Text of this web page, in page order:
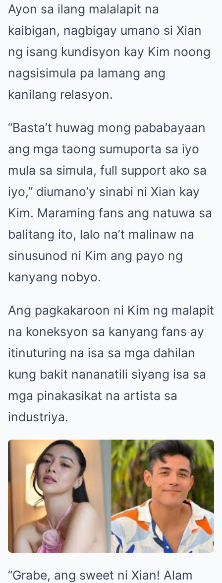
Ayon sa ilang malalapit na
kaibigan, nagbigay umano si Xian
ng isang kundisyon kay Kim noong
nagsisimula pa lamang ang
kanilang relasyon.
“Basta’t huwag mong pababayaan
ang mga taong sumuporta sa iyo
mula sa simula, full support ako sa
iyo,” diumano’y sinabi ni Xian kay
Kim. Maraming fans ang natuwa sa
balitang ito, lalo na’t malinaw na
sinusunod ni Kim ang payo ng
kanyang nobyo.
Ang pagkakaroon ni Kim ng malapit
na koneksyon sa kanyang fans ay
itinuturing na isa sa mga dahilan
kung bakit nananatili siyang isa sa
mga pinakasikat na artista sa
industriya.
“Grabe, ang sweet ni Xian! Alam